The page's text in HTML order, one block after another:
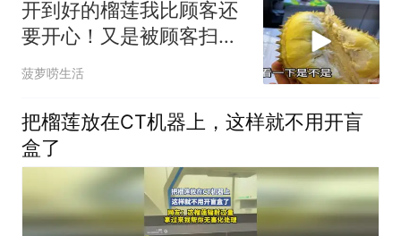
开到好的榴莲我比顾客还
要开心！又是被顾客扫货
的一天
菠萝唠生活
把榴莲放在CT机器上，这样就不用开盲
盒了